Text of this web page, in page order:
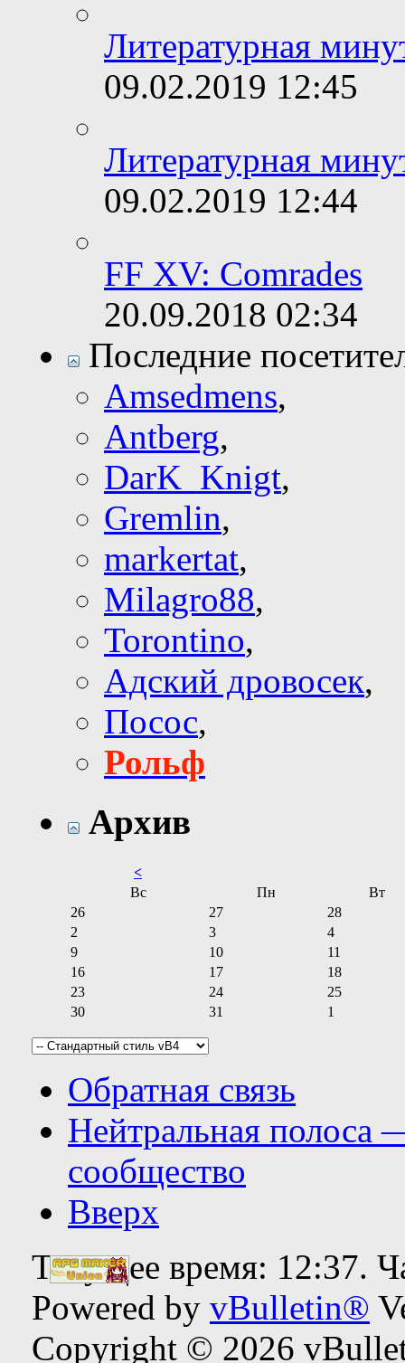
Литературная
09.02.2019 12:45
Литературная
09.02.2019 12:44
FF XV: Comrades
20.09.2018 02:34
Последние
Amsedmens,
Antberg,
DarK_Knigt,
Gremlin,
markertat,
Milagro88,
Torontino,
Адский дровосек,
Посос,
Рольф
Архив
<
Вс
Пн
Вт
26
27
28
2
3
4
9
10
11
16
17
18
23
24
25
30
31 1
Обратная связь
Нейтральная полоса
сообщество
Вверх
Текущее время: 12:37.
Powered by vBulletin®
Copyright © 2026